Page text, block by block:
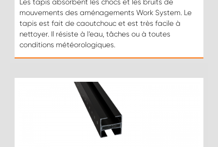
Les tapis absorbent les chocs et les bruits de
mouvements des aménagements Work System. Le
tapis est fait de caoutchouc et est très facile à
nettoyer. Il résiste à l’eau, tâches ou à toutes
conditions météorologiques.